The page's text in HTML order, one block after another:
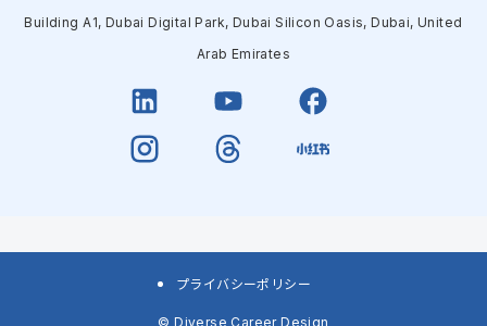
Building A1, Dubai Digital Park, Dubai Silicon Oasis, Dubai, United
Arab Emirates
プライバシーポリシー
© Diverse Career Design